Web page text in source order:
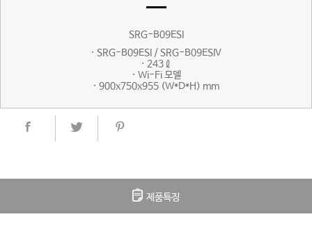
SRG-B09ESI
· SRG-B09ESI / SRG-B09ESIV
· 243ℓ
· Wi-Fi 모델
· 900x750x955 (W*D*H) mm
제품특징